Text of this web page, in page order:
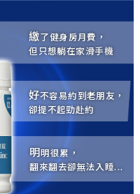
繳了健身房月費，
但只想躺在家滑手機
好不容易約到老朋友，
卻提不起勁赴約
明明很累，
翻來翻去卻無法入睡...